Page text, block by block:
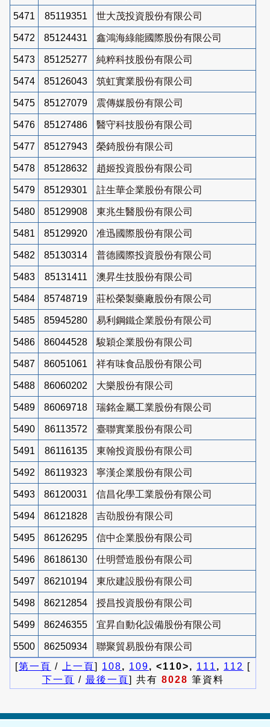
5471 85119351 世大茂投資股份有限公司
5472 85124431 鑫鴻海綠能國際股份有限公司
5473 85125277 純粹科技股份有限公司
5474 85126043 筑虹實業股份有限公司
5475 85127079 震傳媒股份有限公司
5476 85127486 醫守科技股份有限公司
5477 85127943 榮錡股份有限公司
5478 85128632 趙姬投資股份有限公司
5479 85129301 註生華企業股份有限公司
5480 85129908 東兆生醫股份有限公司
5481 85129920 准迅國際股份有限公司
5482 85130314 普德國際投資股份有限公司
5483 85131411 澳昇生技股份有限公司
5484 85748719 莊松榮製藥廠股份有限公司
5485 85945280 易利鋼鐵企業股份有限公司
5486 86044528 駿穎企業股份有限公司
5487 86051061 祥有味食品股份有限公司
5488 86060202 大樂股份有限公司
5489 86069718 瑞銘金屬工業股份有限公司
5490 86113572 臺聯實業股份有限公司
5491 86116135 東翰投資股份有限公司
5492 86119323 寧漢企業股份有限公司
5493 86120031 信昌化學工業股份有限公司
5494 86121828 吉劭股份有限公司
5495 86126295 信中企業股份有限公司
5496 86186130 仕明營造股份有限公司
5497 86210194 東欣建設股份有限公司
5498 86212854 授昌投資股份有限公司
5499 86246355 宜昇自動化設備股份有限公司
5500 86250934
聯聚貿易股份有限公司
[第一頁 / 上一頁] 108, 109, <110>, 111 , 112
[
下一頁 / 最後一頁] 共有 8028 筆資料